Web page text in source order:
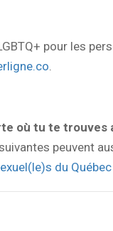
pour les
.
où tu te trouves
peuvent
du Québec